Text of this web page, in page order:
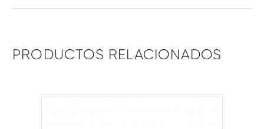
PRODUCTOS RELACIONADOS